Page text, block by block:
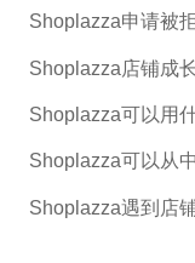
Shoplazza申请被
Shoplazza可以用
Shoplazza可以从